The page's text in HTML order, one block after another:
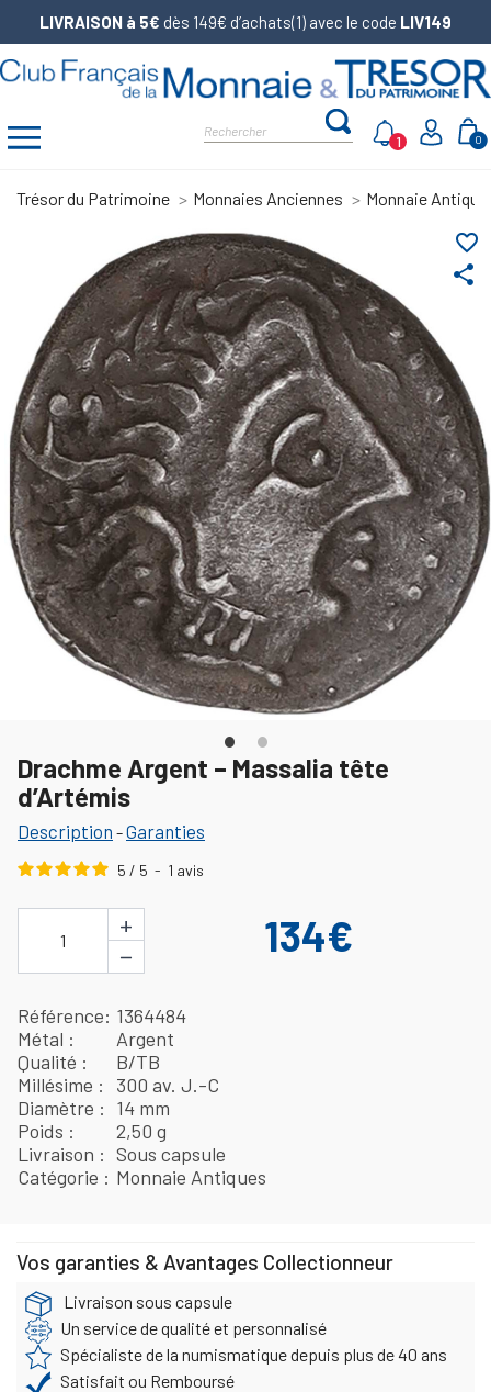
LIVRAISON à 5€ dès 149€ d’achats(1) avec le code LIV149
0
1
Trésor du Patrimoine Monnaies Anciennes Monnaie
share
favorite_border
Drachme Argent – Massalia tête
d’Artémis
Description -Garanties
5 / 5 - 1 avis
1
+
−
134€
Référence 1364484
Métal
Argent
Qualité
B/TB
Millésime
300 av. J.-C
Diamètre
14 mm
Poids
2,50 g
Livraison
Sous capsule
Catégorie
Monnaie Antiques
Vos garanties & Avantages Collectionneur
Livraison sous capsule
Un service de qualité et personnalisé
Spécialiste de la numismatique depuis plus de 40 ans
Satisfait ou Remboursé